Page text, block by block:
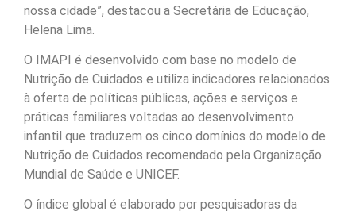
nossa cidade”, destacou a Secretária de Educação,
Helena Lima.
O IMAPI é desenvolvido com base no modelo de
Nutrição de Cuidados e utiliza indicadores relacionados
à oferta de políticas públicas, ações e serviços e
práticas familiares voltadas ao desenvolvimento
infantil que traduzem os cinco domínios do modelo de
Nutrição de Cuidados recomendado pela Organização
Mundial de Saúde e UNICEF.
O índice global é elaborado por pesquisadoras da